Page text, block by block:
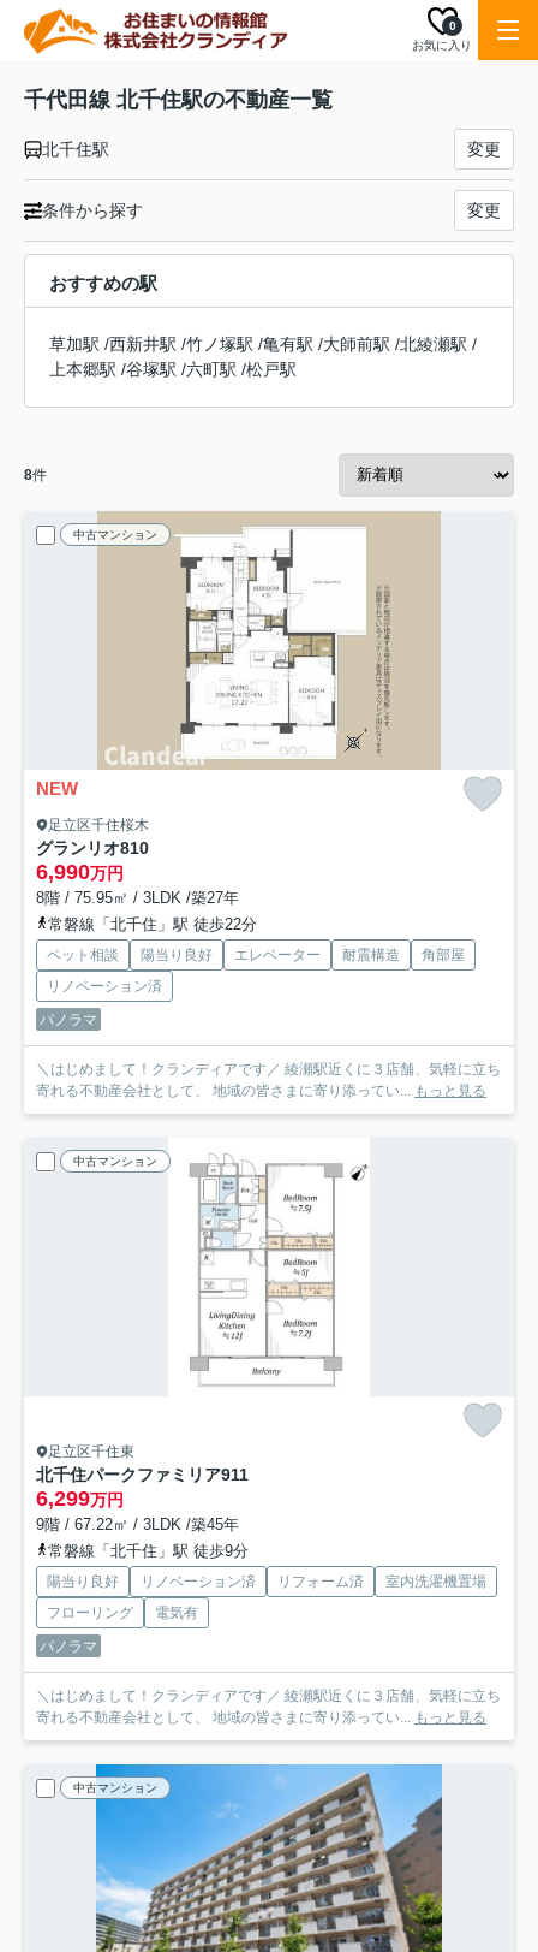
お気に入り
0
千代田線 北千住駅の不動産一覧
北千住駅 変更
条件から探す 変更
おすすめの駅
草加駅 /西新井駅 /竹ノ塚駅 /亀有駅 /大師前駅 /北綾瀬駅 /
上本郷駅 /谷塚駅 /六町駅 /松戸駅
8件
中古マンション
NEW
足立区千住桜木
グランリオ810
6,990万円
8階 / 75.95㎡ / 3LDK /築27年
常磐線「北千住」駅 徒歩22分
ペット相談 陽当り良好 エレベーター 耐震構造
角部屋
リノベーション済
パノラマ
＼はじめまして！クランディアです／ 綾瀬駅近くに３店舗、気軽に立ち
寄れる不動産会社として、 地域の皆さまに寄り添ってい... もっと見る
中古マンション
足立区千住東
北千住パークファミリア911
6,299万円
9階 / 67.22㎡ / 3LDK /築45年
常磐線「北千住」駅 徒歩9分
陽当り良好 リノベーション済 リフォーム済
室内洗濯機置場
フローリング
電気有
パノラマ
＼はじめまして！クランディアです／ 綾瀬駅近くに３店舗、気軽に立ち
寄れる不動産会社として、 地域の皆さまに寄り添ってい... もっと見る
中古マンション